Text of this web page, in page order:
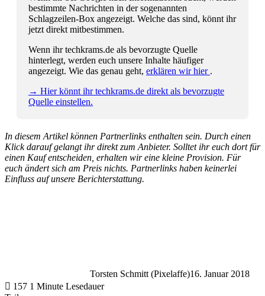
bestimmte Nachrichten in der sogenannten
Schlagzeilen-Box angezeigt. Welche das sind, könnt ihr
jetzt direkt mitbestimmen.
Wenn ihr techkrams.de als bevorzugte Quelle
hinterlegt, werden euch unsere Inhalte häufiger
angezeigt. Wie das genau geht, erklären wir hier .
→ Hier könnt ihr techkrams.de direkt als bevorzugte
Quelle einstellen.
In diesem Artikel können Partnerlinks enthalten sein. Durch einen
Klick darauf gelangt ihr direkt zum Anbieter. Solltet ihr euch dort für
einen Kauf entscheiden, erhalten wir eine kleine Provision. Für
euch ändert sich am Preis nichts. Partnerlinks haben keinerlei
Einfluss auf unsere Berichterstattung.
Torsten Schmitt (Pixelaffe)16. Januar 2018
157 1 Minute Lesedauer